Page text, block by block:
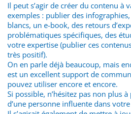
Il peut s’agir de créer du contenu à
exemples : publier des
blancs, un e-book, des retours
problématiques spécifiques, des
votre expertise (publier ces
très positif).
On en parle déjà beaucoup, mais
est un excellent support de
pouvez utiliser encore et encore.
Si possible, n’hésitez pas non plus
d’une personne influente dans